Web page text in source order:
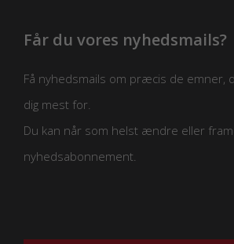
Får du vores nyhedsmails?
Få nyhedsmails om præcis de emner,
dig mest for.
Du kan når som helst ændre eller
nyhedsabonnement.